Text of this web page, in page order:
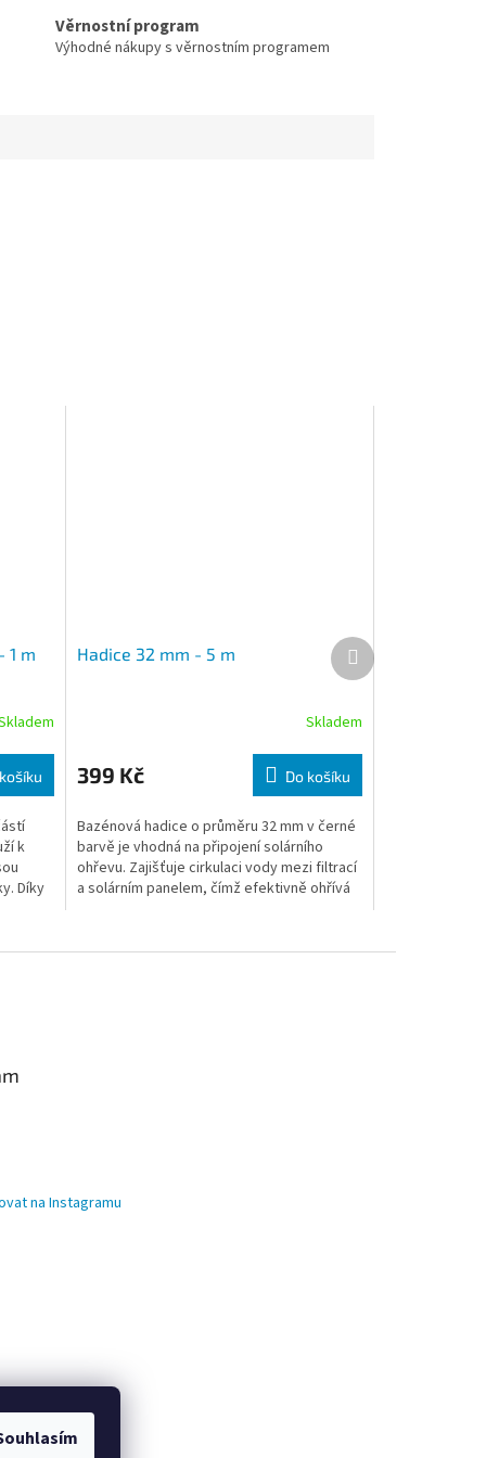
Věrnostní program
Výhodné nákupy s věrnostním programem
1 m
k
Díky
Hadice 32 mm - 5 m
Skladem
399 Kč Do košíku
Bazénová hadice o průměru 32 mm v černé
barvě je vhodná na připojení solárního
ohřevu. Zajišťuje cirkulaci vody mezi filtrací
a solárním panelem, čímž efektivně ohřívá
Další produkt
na Instagramu